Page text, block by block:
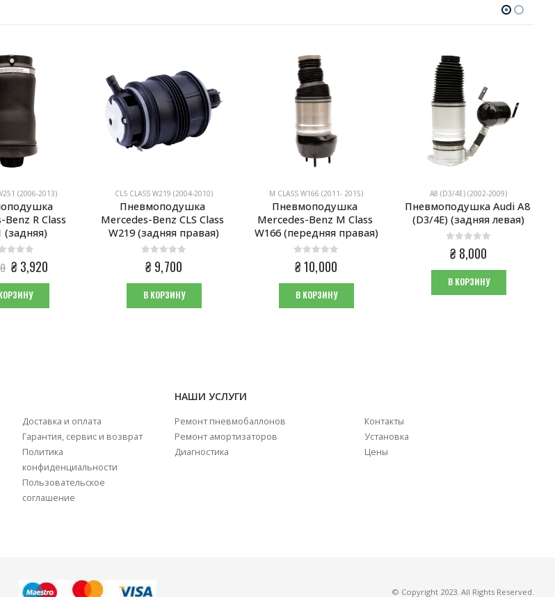
(2006-2013)
R Class
(задняя)
5
Первоначальная
цена
составляла
₴ 4,900.
₴3,920
CLS CLASS W219 (2004-2010)
Пневмоподушка
Mercedes-Benz CLS Class
W219 (задняя правая)
0из 5
₴9,700
В КОРЗИНУ
M CLASS W166 (2011- 2015)
Пневмоподушка
Mercedes-Benz M Class
W166 (передняя правая)
0 из 5
₴10,000
В КОРЗИНУ
A8 (D3/4E) (2002-2009)
Пневмоподушка Audi A8
(D3/4E) (задняя левая)
0из 5
₴8,000
В КОРЗИНУ
Доставка и оплата
Гарантия, сервис и возврат
Политика
конфиденциальности
Пользовательское
соглашение
НАШИ УСЛУГИ
Ремонт пневмобаллонов
Ремонт амортизаторов
Диагностика
Контакты
Установка
Цены
© Copyright 2023. All Rights Reserved.